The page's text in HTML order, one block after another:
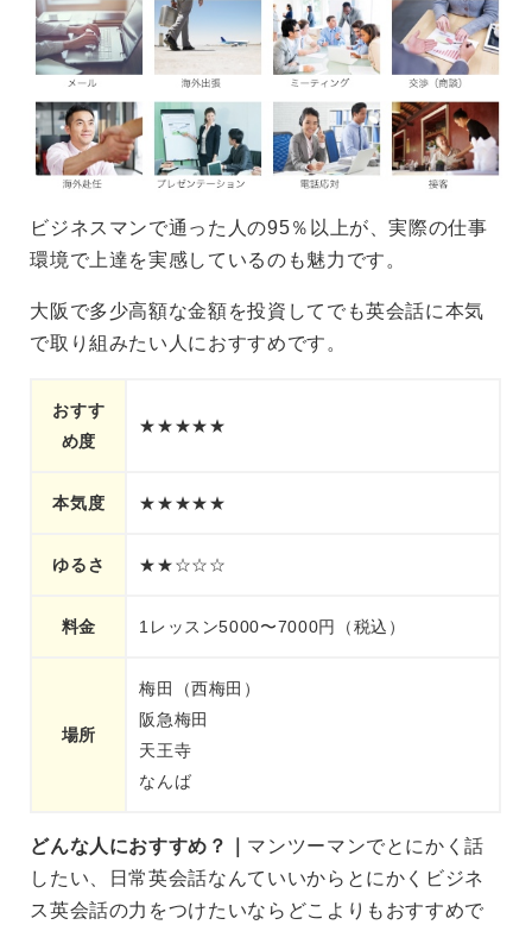
ビジネスマンで通った人の95％以上が、実際の仕事
環境で上達を実感しているのも魅力です。
大阪で多少高額な金額を投資してでも英会話に本気
で取り組みたい人におすすめです。
おすす
め度
★★★★★
本気度 ★★★★★
ゆるさ ★★☆☆☆
料金 1レッスン5000〜7000円（税込）
場所
梅田（西梅田）
阪急梅田
天王寺
なんば
どんな人におすすめ？｜ マンツーマンでとにかく話
したい、日常英会話なんていいからとにかくビジネ
ス英会話の力をつけたいならどこよりもおすすめで